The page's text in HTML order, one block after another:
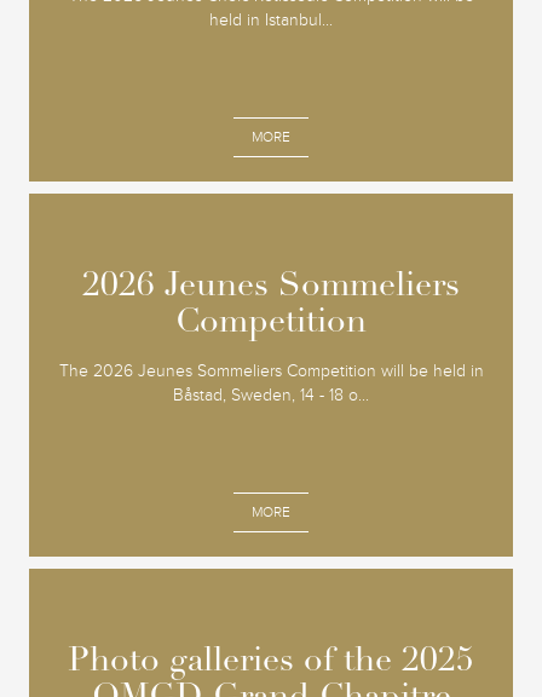
held in Istanbul...
MORE
2026 Jeunes Sommeliers
Competition
The 2026 Jeunes Sommeliers Competition will be held in
Båstad, Sweden, 14 - 18 o...
MORE
2026 Jeunes Sommeliers
Competition
Photo galleries of the 2025
Photo galleries of the 2025